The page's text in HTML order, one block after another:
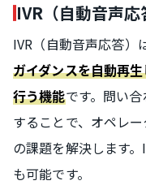
IVR（自動音声応
IVR（自動音声応答）
ガイダンスを自動再
行う機能です。問い
することで、オペレ
の課題を解決します
も可能です。